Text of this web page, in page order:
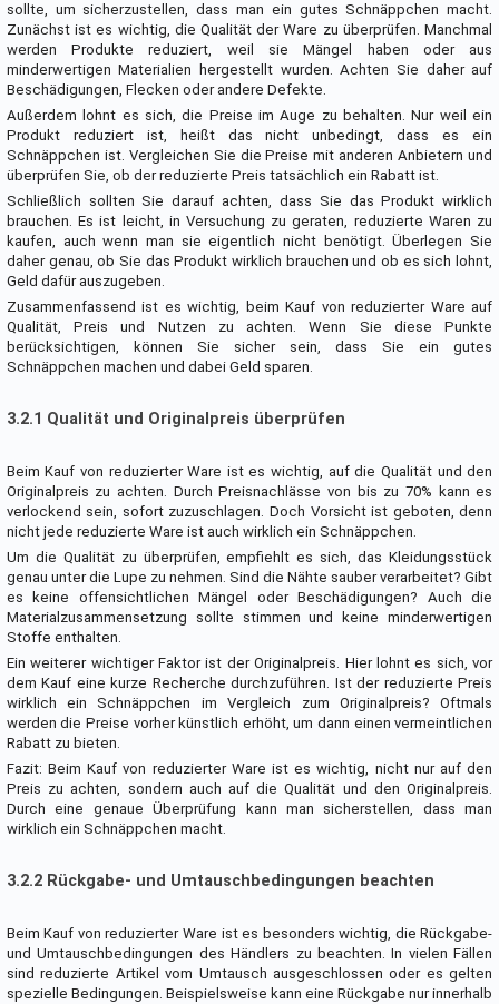
sollte, um sicherzustellen, dass man ein gutes Schnäppchen macht.
Zunächst ist es wichtig, die Qualität der Ware zu überprüfen. Manchmal
werden Produkte reduziert, weil sie Mängel haben oder aus
minderwertigen Materialien hergestellt wurden. Achten Sie daher auf
Beschädigungen, Flecken oder andere Defekte.
Außerdem lohnt es sich, die Preise im Auge zu behalten. Nur weil ein
Produkt reduziert ist, heißt das nicht unbedingt, dass es ein
Schnäppchen ist. Vergleichen Sie die Preise mit anderen Anbietern und
überprüfen Sie, ob der reduzierte Preis tatsächlich ein Rabatt ist.
Schließlich sollten Sie darauf achten, dass Sie das Produkt wirklich
brauchen. Es ist leicht, in Versuchung zu geraten, reduzierte Waren zu
kaufen, auch wenn man sie eigentlich nicht benötigt. Überlegen Sie
daher genau, ob Sie das Produkt wirklich brauchen und ob es sich lohnt,
Geld dafür auszugeben.
Zusammenfassend ist es wichtig, beim Kauf von reduzierter Ware auf
Qualität, Preis und Nutzen zu achten. Wenn Sie diese Punkte
berücksichtigen, können Sie sicher sein, dass Sie ein gutes
Schnäppchen machen und dabei Geld sparen.
3.2.1 Qualität und Originalpreis überprüfen
Beim Kauf von reduzierter Ware ist es wichtig, auf die Qualität und den
Originalpreis zu achten. Durch Preisnachlässe von bis zu 70% kann es
verlockend sein, sofort zuzuschlagen. Doch Vorsicht ist geboten, denn
nicht jede reduzierte Ware ist auch wirklich ein Schnäppchen.
Um die Qualität zu überprüfen, empfiehlt es sich, das Kleidungsstück
genau unter die Lupe zu nehmen. Sind die Nähte sauber verarbeitet? Gibt
es keine offensichtlichen Mängel oder Beschädigungen? Auch die
Materialzusammensetzung sollte stimmen und keine minderwertigen
Stoffe enthalten.
Ein weiterer wichtiger Faktor ist der Originalpreis. Hier lohnt es sich, vor
dem Kauf eine kurze Recherche durchzuführen. Ist der reduzierte Preis
wirklich ein Schnäppchen im Vergleich zum Originalpreis? Oftmals
werden die Preise vorher künstlich erhöht, um dann einen vermeintlichen
Rabatt zu bieten.
Fazit: Beim Kauf von reduzierter Ware ist es wichtig, nicht nur auf den
Preis zu achten, sondern auch auf die Qualität und den Originalpreis.
Durch eine genaue Überprüfung kann man sicherstellen, dass man
wirklich ein Schnäppchen macht.
3.2.2 Rückgabe- und Umtauschbedingungen beachten
Beim Kauf von reduzierter Ware ist es besonders wichtig, die Rückgabe-
und Umtauschbedingungen des Händlers zu beachten. In vielen Fällen
sind reduzierte Artikel vom Umtausch ausgeschlossen oder es gelten
spezielle Bedingungen. Beispielsweise kann eine Rückgabe nur innerhalb